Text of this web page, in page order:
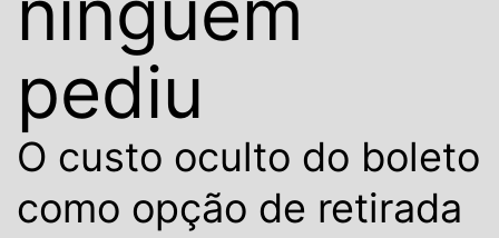
pediu
O custo oculto do boleto
como opção de retirada